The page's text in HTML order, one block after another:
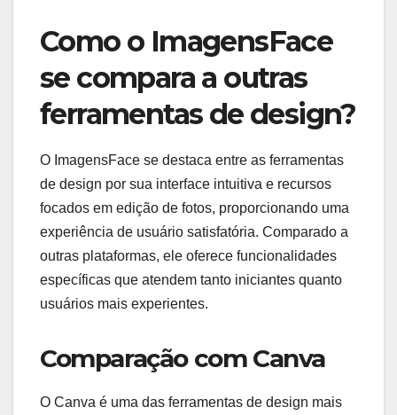
Como o ImagensFace
se compara a outras
ferramentas de design?
O ImagensFace se destaca entre as ferramentas
de design por sua interface intuitiva e recursos
focados em edição de fotos, proporcionando uma
experiência de usuário satisfatória. Comparado a
outras plataformas, ele oferece funcionalidades
específicas que atendem tanto iniciantes quanto
usuários mais experientes.
Comparação com Canva
O Canva é uma das ferramentas de design mais